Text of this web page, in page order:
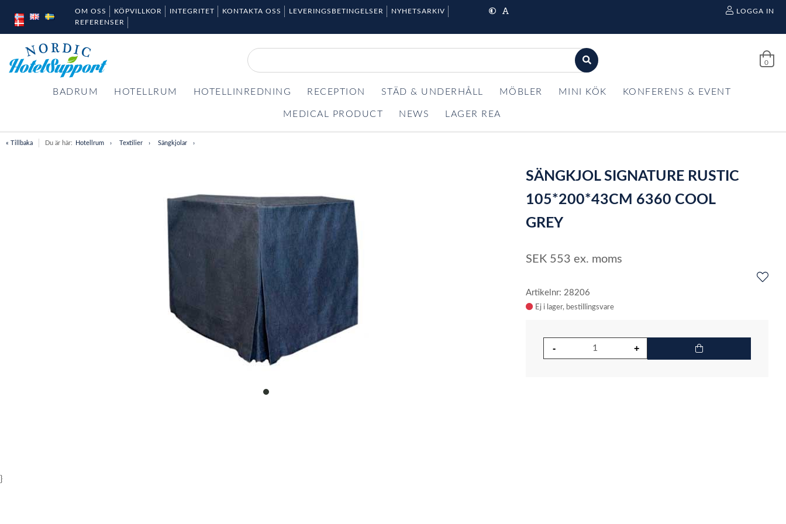
OM OSS KÖPVILLKOR INTEGRITET KONTAKTA OSS LEVERINGSBETINGELSER
NYHETSARKIV
REFERENSER
LOGGA IN
0
BADRUM HOTELLRUM HOTELLINREDNING RECEPTION STÄD & UNDERHÅLL MÖBLER MINI KÖK KONFERENS & EVENT
MEDICAL PRODUCT NEWS LAGER REA
« Tillbaka Du är här: Hotellrum Textilier Sängkjolar
item
SÄNGKJOL SIGNATURE RUSTIC
105*200*43CM 6360 COOL
GREY
SEK 553 ex. moms
Artikelnr: 28206
Ej i lager
}